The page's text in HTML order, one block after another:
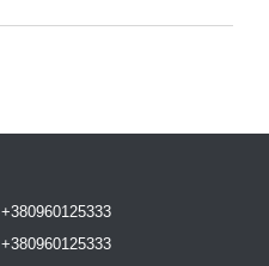
+380960125333
+380960125333